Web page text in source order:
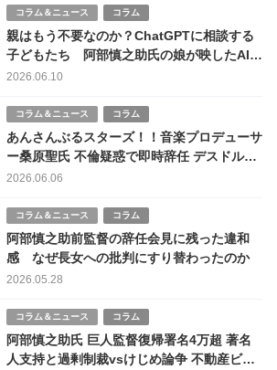
コラム＆ニュース コラム
親はもう不要なのか？ChatGPTに相談する
子どもたち 阿部慎之助氏の娘が映したAI時
代の親子関係
2026.06.10
コラム＆ニュース コラム
あんさんぶるスターズ！！音楽プロデューサ
ー桑原聖氏 不倫疑惑で即時辞任 デスドル暴
露受け事実認め謝罪
2026.06.06
コラム＆ニュース コラム
阿部慎之助前監督の辞任会見に残った違和
感 なぜ長女への批判にすり替わったのか
2026.05.28
コラム＆ニュース コラム
阿部慎之助氏 巨人監督復帰署名4万超 著名
人支持と過剰制裁vsけじめ論争 不動産ビジ